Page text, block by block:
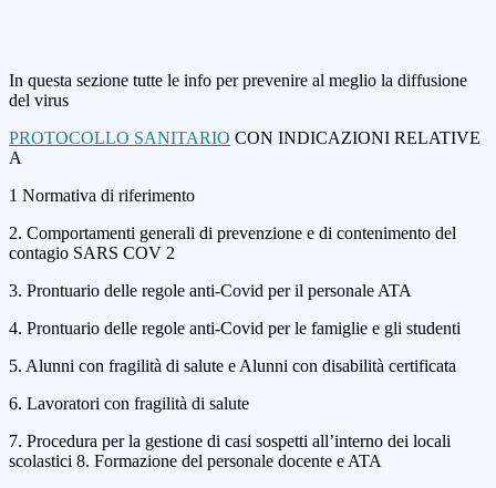
In questa sezione tutte le info per prevenire al meglio la diffusione
del virus
PROTOCOLLO SANITARIO CON INDICAZIONI RELATIVE
A
1 Normativa di riferimento
2. Comportamenti generali di prevenzione e di contenimento del
contagio SARS COV 2
3. Prontuario delle regole anti-Covid per il personale ATA
4. Prontuario delle regole anti-Covid per le famiglie e gli studenti
5. Alunni con fragilità di salute e Alunni con disabilità certificata
6. Lavoratori con fragilità di salute
7. Procedura per la gestione di casi sospetti all’interno dei locali
scolastici 8. Formazione del personale docente e ATA